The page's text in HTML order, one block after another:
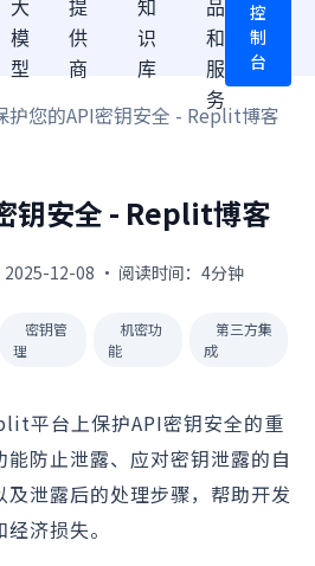
大
模
型
提
供
商
知
识
库
品
和
服
务
控
制
台
护您的API密钥安全 - Replit博客
钥安全 - Replit博客
12-08 · 阅读时间：4分钟
密钥管
理
机密功
能
第三方集
成
平台上保护API密钥安全的重
防止泄露、应对密钥泄露的自
泄露后的处理步骤，帮助开发
济损失。